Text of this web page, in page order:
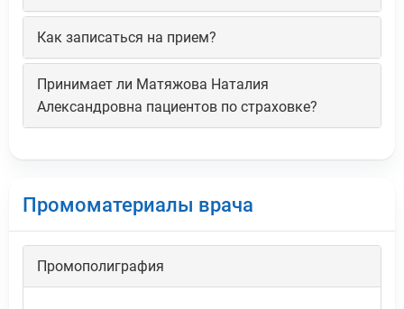
Как записаться на прием?
Принимает ли Матяжова Наталия
Александровна пациентов по страховке?
Промоматериалы врача
Промополиграфия